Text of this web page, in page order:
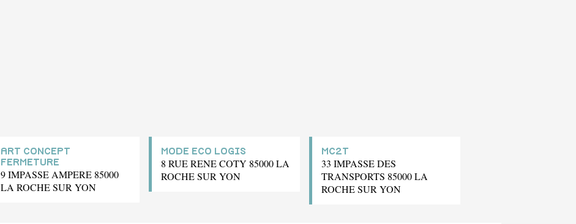
ART CONCEPT
FERMETURE
9 IMPASSE AMPERE 85000
LA ROCHE SUR YON
MODE ECO LOGIS
8 RUE RENE COTY 85000 LA
ROCHE SUR YON
MC2T
33 IMPASSE DES
TRANSPORTS 85000 LA
ROCHE SUR YON